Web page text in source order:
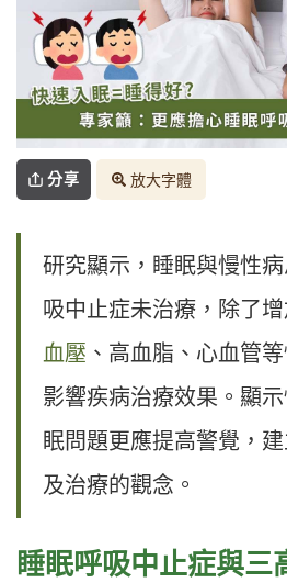
分享 放大字體
研究顯示，睡眠與慢性
吸中止症未治療，除了
血壓 、高血脂、心血管
影響疾病治療效果。顯
眠問題更應提高警覺，
及治療的觀念。
睡眠呼吸中止症與三